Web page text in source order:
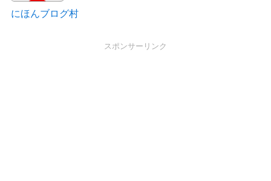
にほんブログ村
スポンサーリンク